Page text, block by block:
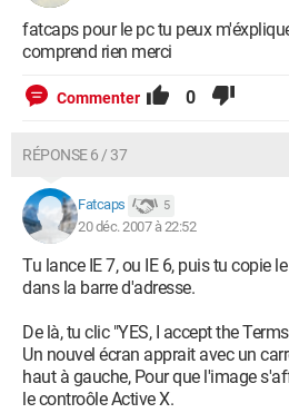
fatcaps pour le pc tu peux
comprend rien merci
Commenter 0
RÉPONSE 6 / 37
Fatcaps 5
20 déc. 2007 à 22:52
Tu lance IE 7, ou IE 6, puis tu copie
dans la barre d'adresse.
De là, tu clic "YES, I accept the
Un nouvel écran apprait avec un
haut à gauche, Pour que l'image
le controôle Active X.